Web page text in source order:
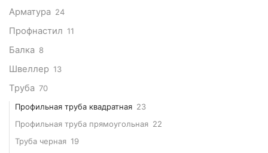
Арматура 24
Профнастил 11
Балка 8
Швеллер 13
Труба 70
Профильная труба квадратная 23
Профильная труба прямоугольная 22
Труба черная 19